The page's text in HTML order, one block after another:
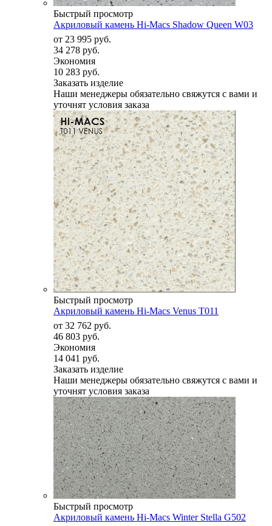
Быстрый просмотр
Акриловый камень Hi-Macs Shadow Queen W03
от 23 995 руб.
34 278 руб.
Экономия
10 283 руб.
Заказать изделие
Наши менеджеры обязательно свяжутся с вами и
уточнят условия заказа
Быстрый просмотр
Акриловый камень Hi-Macs Venus T011
от 32 762 руб.
46 803 руб.
Экономия
14 041 руб.
Заказать изделие
Наши менеджеры обязательно свяжутся с вами и
уточнят условия заказа
Быстрый просмотр
Акриловый камень Hi-Macs Winter Stella G502